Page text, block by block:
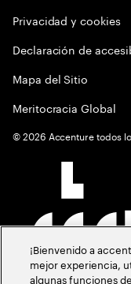
Privacidad y cookies
Declaración de
Mapa del Sitio
Meritocracia Global
©2026 Accenture todos
¡Bienvenido a
mejor experiencia,
algunas funciones